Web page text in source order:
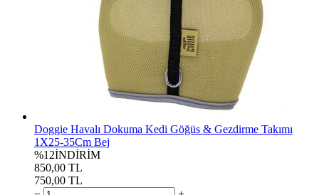
Doggie Havalı Dokuma Kedi Göğüs & Gezdirme Takımı
1X25-35Cm Bej
%12İNDİRİM
850,00 TL
750,00 TL